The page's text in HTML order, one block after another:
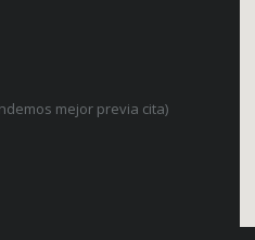
mejor previa cita)